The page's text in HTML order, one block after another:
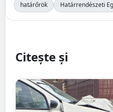
határőrök Határrendészeti
Citește și